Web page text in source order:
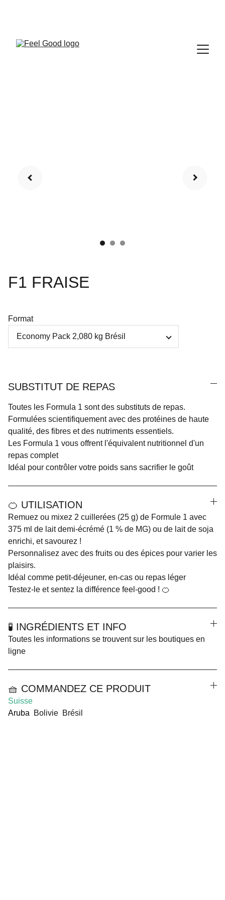
F1 FRAISE
Format
SUBSTITUT DE REPAS
Toutes les Formula 1 sont des substituts de repas.
Formulées scientifiquement avec des protéines de haute
qualité, des fibres et des nutriments essentiels.
Les Formula 1 vous offrent l'équivalent nutritionnel d'un
repas complet
Idéal pour contrôler votre poids sans sacrifier le goût
🍊 UTILISATION
Remuez ou mixez 2 cuillerées (25 g) de Formule 1 avec
375 ml de lait demi-écrémé (1 % de MG) ou de lait de soja
enrichi, et savourez !
Personnalisez avec des fruits ou des épices pour varier les
plaisirs.
Idéal comme petit-déjeuner, en-cas ou repas léger
Testez-le et sentez la différence feel-good ! 🍊
🧪 INGRÉDIENTS ET INFO
Toutes les informations se trouvent sur les boutiques en
ligne
🧺 COMMANDEZ CE PRODUIT
Suisse
Aruba
Bolivie Brésil